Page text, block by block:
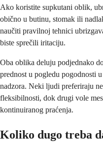
Ako koristite supkutani oblik,
obično u butinu, stomak ili
naučiti pravilnoj tehnici
biste sprečili iritaciju.
Oba oblika deluju podjednako
prednost u pogledu pogodnosti
nadzora. Neki ljudi preferiraju
fleksibilnosti, dok drugi vole
kontinuiranog praćenja.
Koliko dugo treba